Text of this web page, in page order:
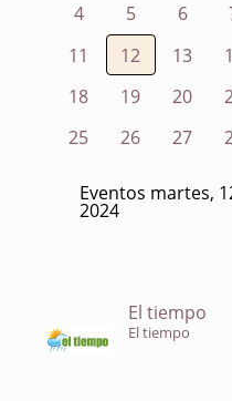
4
5 6
11
12 13
18
19 20
25
26 27
Eventos martes,
2024
El tiempo
El tiempo